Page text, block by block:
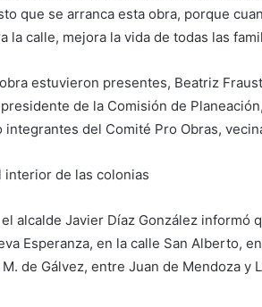
que se arranca esta obra, porque
la calle, mejora la vida de todas las
estuvieron presentes, Beatriz
de la Comisión de
del Comité Pro Obras,
interior de las colonias
alcalde Javier Díaz González informó
Esperanza, en la calle San Alberto,
de Gálvez, entre Juan de Mendoza y